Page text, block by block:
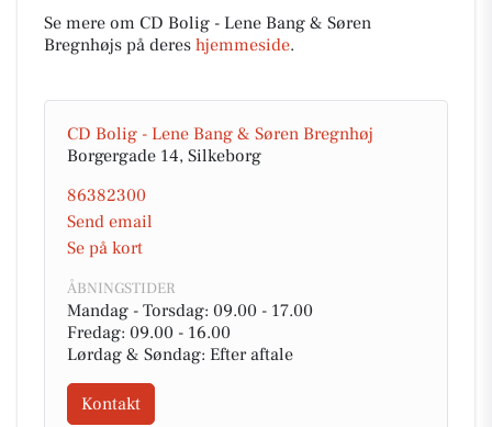
Se mere om CD Bolig - Lene Bang & Søren
Bregnhøjs på deres hjemmeside.
CD Bolig - Lene Bang & Søren Bregnhøj
Borgergade 14, Silkeborg
86382300
Send email
Se på kort
ÅBNINGSTIDER
Mandag - Torsdag: 09.00 - 17.00
Fredag: 09.00 - 16.00
Lørdag & Søndag: Efter aftale
Kontakt